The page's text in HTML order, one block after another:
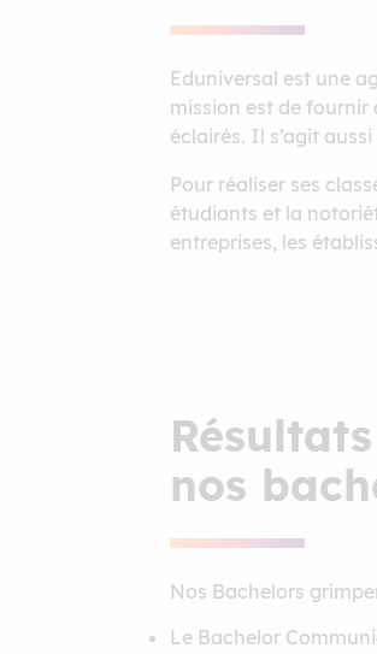
Eduniversal est une
mission est de fournir
éclairés. Il s’agit
Pour réaliser ses
étudiants et la
entreprises, les
nos
Nos Bachelors
Le Bachelor